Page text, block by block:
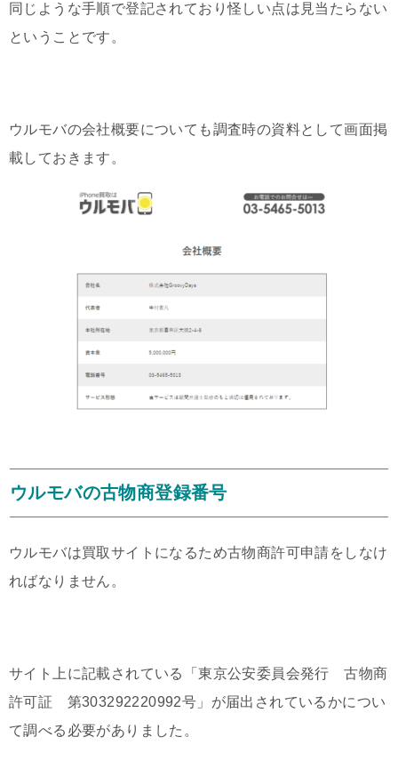
同じような手順で登記されており怪しい点は見当たらない
ということです。
ウルモバの会社概要についても調査時の資料として画面掲
載しておきます。
ウルモバの古物商登録番号
ウルモバは買取サイトになるため古物商許可申請をしなけ
ればなりません。
サイト上に記載されている「東京公安委員会発行 古物商
許可証 第303292220992号 」が届出されているかについ
て調べる必要がありました。